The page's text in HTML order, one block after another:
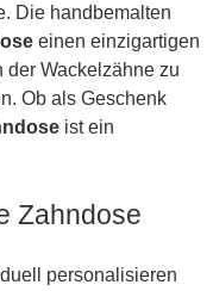
Die handbemalten
einen einzigartigen
der Wackelzähne zu
Ob als Geschenk
ist ein
Zahndose
personalisieren